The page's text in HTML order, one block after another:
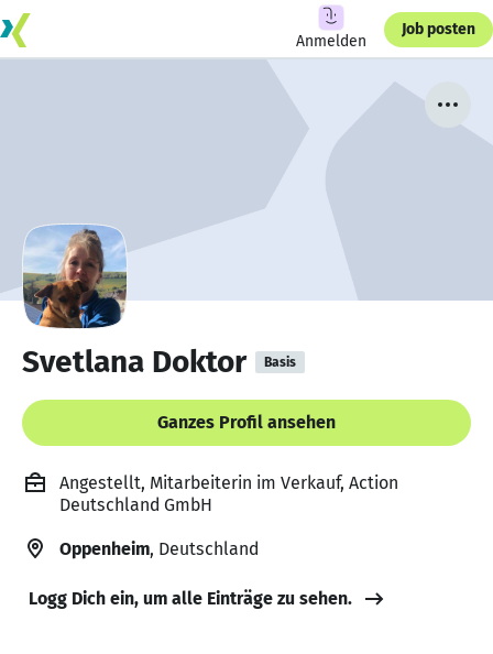
Anmelden
Job posten
Svetlana Doktor Basis
Ganzes Profil ansehen
Angestellt, Mitarbeiterin im Verkauf, Action
Deutschland GmbH
Oppenheim, Deutschland
Logg Dich ein, um alle Einträge zu sehen.